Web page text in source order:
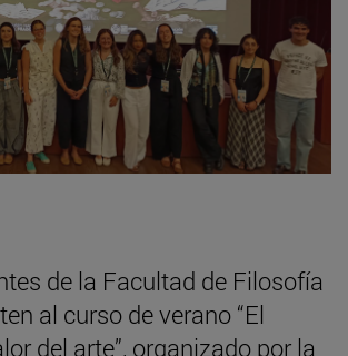
de la Facultad de Filosofía
al curso de verano “El
del arte”, organizado por la